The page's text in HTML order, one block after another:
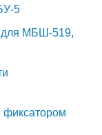
5
МБШ-519,